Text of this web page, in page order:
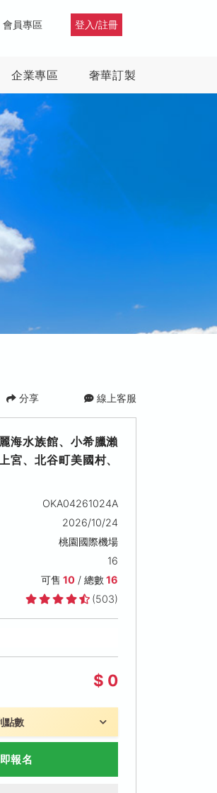
登入/註冊
會員專區
企業專區 奢華訂製
) 2026/11/01 (日)
可售名額: 11
售價: NT$ 20,000
分享 線上客服
海水族館、小希臘瀨
宮、北谷町美國村、
OKA04261024A
2026/10/24
桃園國際機場
16
可售 10/ 總數16
(503)
$ 0
點數
報名